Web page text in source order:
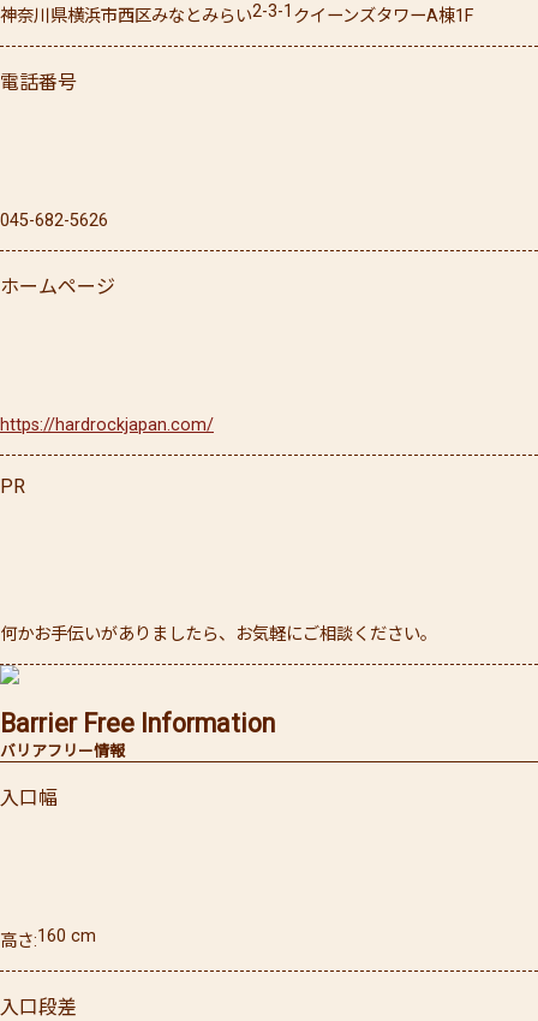
神奈川県横浜市西区みなとみらい2-3-1 クイーンズタワーA棟1F
電話番号
045-682-5626
ホームページ
https://hardrockjapan.com/
PR
何かお手伝いがありましたら、お気軽にご相談ください。
バリアフリー情報
Barrier Free Information
入口幅
高さ 160 cm
入口段差